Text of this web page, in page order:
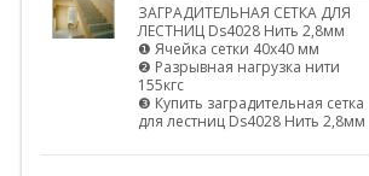
ЗАГРАДИТЕЛЬНАЯ СЕТКА ДЛЯ
ЛЕСТНИЦ Ds4028 Нить 2,8мм
❶ Ячейка сетки 40х40 мм
❷ Разрывная нагрузка нити
155кгс
❸ Купить заградительная сетка
для лестниц Ds4028 Нить 2,8мм